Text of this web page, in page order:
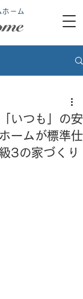
ホーム
いつも」の安
ームが標準仕
3の家づくり